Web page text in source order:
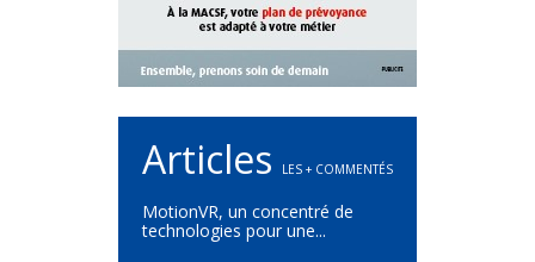
Articles LES + COMMENTÉS
MotionVR, un concentré de
technologies pour une...